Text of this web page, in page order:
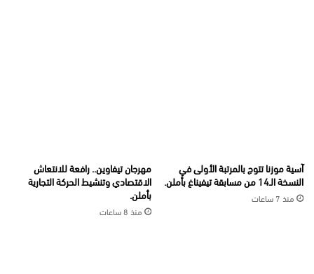
آسية موزنا تتوج بالمرتبة الأولى في
النسخة الـ14 من مسابقة تيفيناغ بأملن.
منذ 7 ساعات
مهرجان تيفاوين.. رافعة للانتعاش
الاقتصادي وتنشيط الحركة التجارية
بأملن.
منذ 8 ساعات